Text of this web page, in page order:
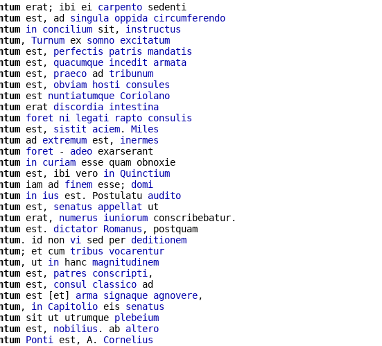
erat; ibi ei carpento sedenti
est, ad singula oppida circumferendo
in concilium sit, instructus
, Turnum ex somno excitatum
est, perfectis patris mandatis
est, quacumque incedit
armata
est, praeco ad tribunum
est, obviam hosti
consules
est nuntiatumque Coriolano
erat discordia intestina
foret ni legati rapto consulis
est, sistit aciem. Miles
ad extremum est, inermes
foret - adeo exarserant
in curiam esse quam obnoxie
est, ibi vero in Quinctium
iam ad finem esse; domi
in ius est. Postulatu audito
est, senatus appellat
erat, numerus iuniorum conscribebatur.
est. dictator Romanus , postquam
. id non vi sed per deditionem
; et cum tribus vocarentur
, ut in hanc magnitudinem
est, patres conscripti ,
est, consul classico ad
est [et] arma signaque agnovere,
, in Capitolio eis senatus
sit ut utrumque plebeium
est, nobilius . ab altero
Ponti est, A. Cornelius